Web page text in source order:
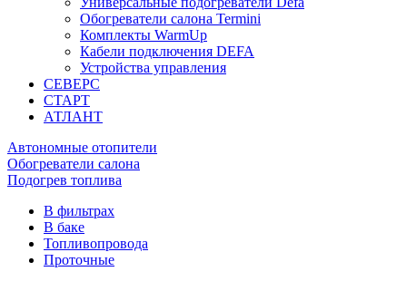
Обогреватели салона Termini
Комплекты WarmUp
Кабели подключения DEFA
Устройства управления
СЕВЕРС
СТАРТ
АТЛАНТ
Автономные отопители
Обогреватели салона
Подогрев топлива
В фильтрах
В баке
Топливопровода
Проточные